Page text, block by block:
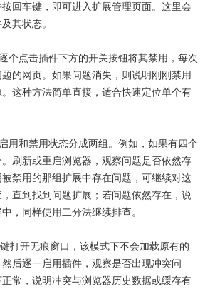
按回车键，即可进入扩展管理页面。这里会
其状态。
个点击插件下方的开关按钮将其禁用，每次
的网页。如果问题消失，则说明刚刚禁用
这种方法简单直接，适合快速定位单个有
用和禁用状态分成两组。例如，如果有四个
刷新或重启浏览器，观察问题是否依然存
禁用的那组扩展中存在问题，可继续对这
直到找到问题扩展；若问题依然存在，说
，同样使用二分法继续排查。
打开无痕窗口，该模式下不会加载原有的
后逐一启用插件，观察是否出现冲突问
常，说明冲突与浏览器历史数据或缓存有